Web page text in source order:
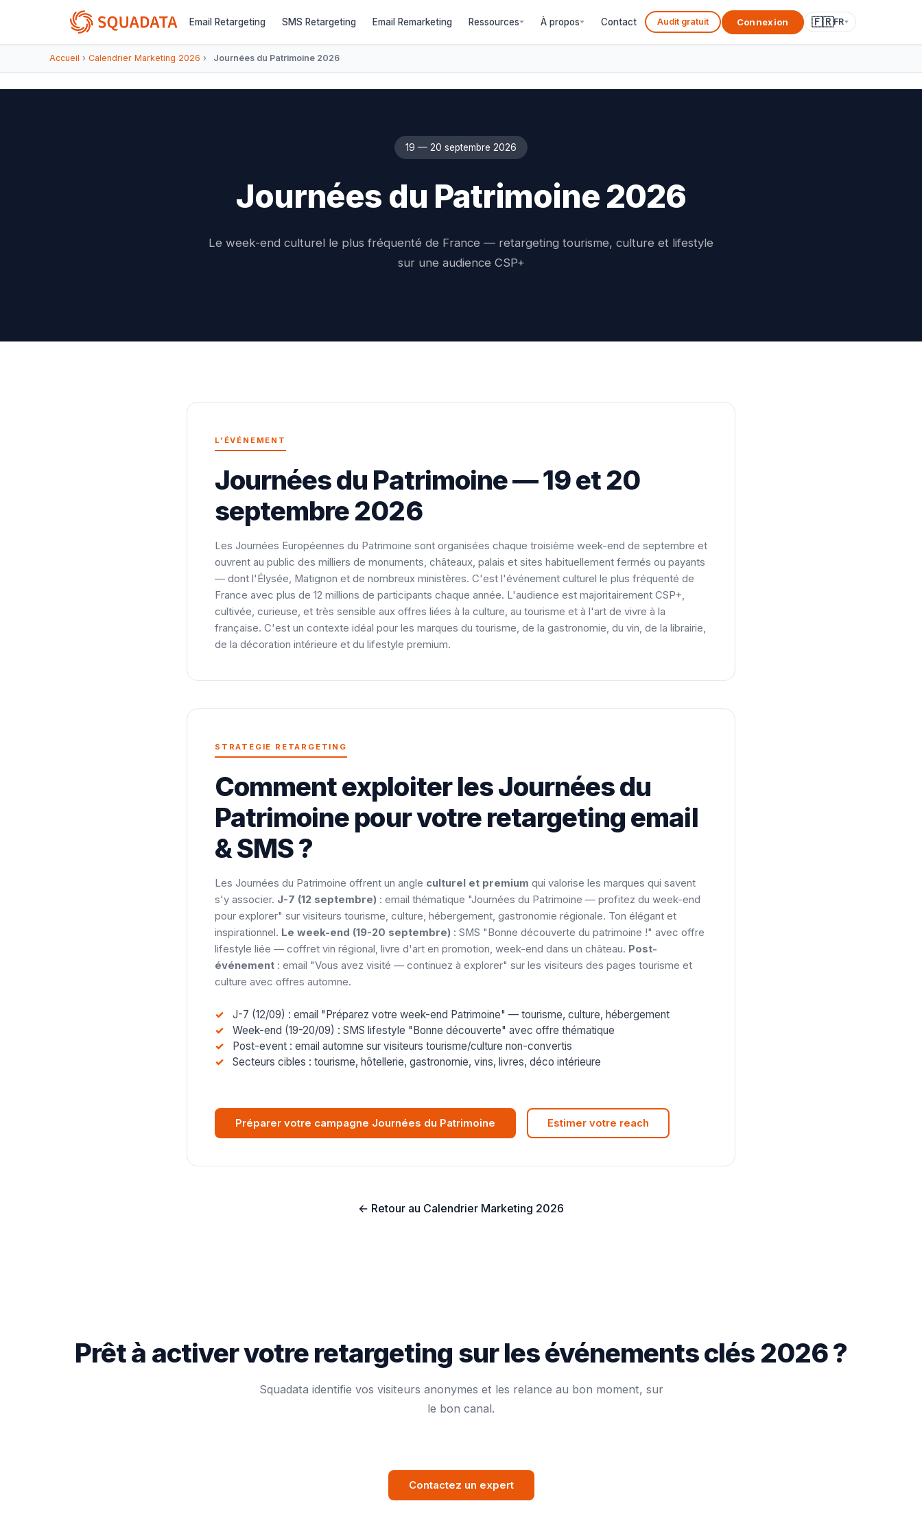
Email Retargeting SMS Retargeting Email Remarketing Ressources À propos Contact Audit gratuit Connexion 🇫🇷FR
Accueil › Calendrier Marketing 2026 › Journées du Patrimoine 2026
19 — 20 septembre 2026
Journées du Patrimoine 2026
Le week-end culturel le plus fréquenté de France — retargeting tourisme, culture et lifestyle
sur une audience CSP+
L'ÉVÉNEMENT
Journées du Patrimoine — 19 et 20
septembre 2026
Les Journées Européennes du Patrimoine sont organisées chaque troisième week-end de septembre et
ouvrent au public des milliers de monuments, châteaux, palais et sites habituellement fermés ou payants
— dont l'Élysée, Matignon et de nombreux ministères. C'est l'événement culturel le plus fréquenté de
France avec plus de 12 millions de participants chaque année. L'audience est majoritairement CSP+,
cultivée, curieuse, et très sensible aux offres liées à la culture, au tourisme et à l'art de vivre à la
française. C'est un contexte idéal pour les marques du tourisme, de la gastronomie, du vin, de la librairie,
de la décoration intérieure et du lifestyle premium.
STRATÉGIE RETARGETING
Comment exploiter les Journées du
Patrimoine pour votre retargeting email
& SMS ?
Les Journées du Patrimoine offrent un angle culturel et premium qui valorise les marques qui savent
s'y associer. J-7 (12 septembre) : email thématique "Journées du Patrimoine — profitez du week-end
pour explorer" sur visiteurs tourisme, culture, hébergement, gastronomie régionale. Ton élégant et
inspirationnel. Le week-end (19-20 septembre) : SMS "Bonne découverte du patrimoine !" avec offre
lifestyle liée — coffret vin régional, livre d'art en promotion, week-end dans un château. Post-
événement : email "Vous avez visité — continuez à explorer" sur les visiteurs des pages tourisme et
culture avec offres automne.
J-7 (12/09) : email "Préparez votre week-end Patrimoine" — tourisme, culture, hébergement
Week-end (19-20/09) : SMS lifestyle "Bonne découverte" avec offre thématique
Post-event : email automne sur visiteurs tourisme/culture non-convertis
Secteurs cibles : tourisme, hôtellerie, gastronomie, vins, livres, déco intérieure
Préparer votre campagne Journées du Patrimoine Estimer votre reach
← Retour au Calendrier Marketing 2026
Prêt à activer votre retargeting sur les événements clés 2026 ?
Squadata identifie vos visiteurs anonymes et les relance au bon moment, sur
le bon canal.
Contactez un expert